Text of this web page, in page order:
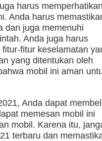
harus memperhatikan
Anda harus
dan juga memenuhi
Anda juga harus
fitur keselamatan
yang ditentukan oleh
mobil ini aman
Anda dapat
memesan mobil ini
mobil. Karena itu,
terbaru dan